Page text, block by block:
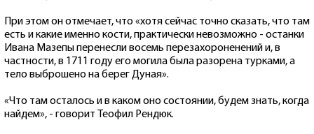
При этом он отмечает, что «хотя сейчас точно сказать, что там
есть и какие именно кости, практически невозможно - останки
Ивана Мазепы перенесли восемь перезахороненений и, в
частности, в 1711 году его могила была разорена турками, а
тело выброшено на берег Дуная».
«Что там осталось и в каком оно состоянии, будем знать, когда
найдем», - говорит Теофил Рендюк.